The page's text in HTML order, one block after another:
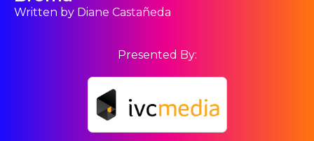
Written by Diane Castañeda
Presented By: